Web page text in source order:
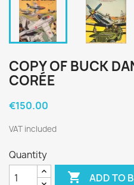
COPY OF BUCK
CORÉE
€150.00
VAT included
Quantity
 ADD TO